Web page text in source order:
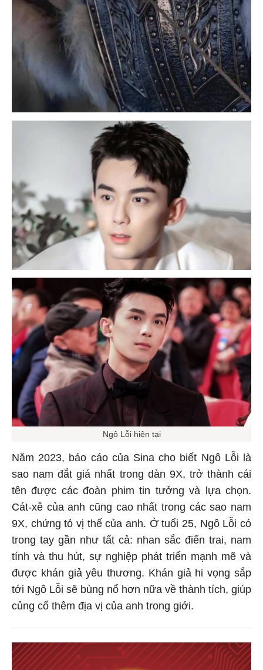
Ngô Lỗi hiện tại
Năm 2023, báo cáo của Sina cho biết Ngô Lỗi là
sao nam đắt giá nhất trong dàn 9X, trở thành cái
tên được các đoàn phim tin tưởng và lựa chọn.
Cát-xê của anh cũng cao nhất trong các sao nam
9X, chứng tỏ vị thế của anh. Ở tuổi 25, Ngô Lỗi có
trong tay gần như tất cả: nhan sắc điển trai, nam
tính và thu hút, sự nghiệp phát triển mạnh mẽ và
được khán giả yêu thương. Khán giả hi vọng sắp
tới Ngô Lỗi sẽ bùng nổ hơn nữa về thành tích, giúp
củng cố thêm địa vị của anh trong giới.